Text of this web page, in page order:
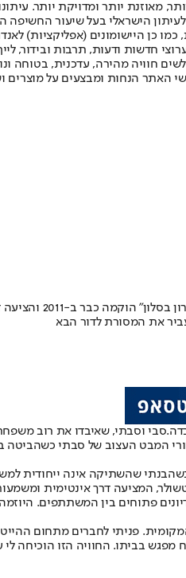
מאוזנת יותר ומדויקת יותר.
פורסמה ב-30 ביולי 2007, וב-2010 הפך "ישראל
חדשות ודעות, תרבות ובידור,
חוויה מהירה, עדכנית,
האתר הנחות ומבצעים על
כנכדה לניצולי
סבי וסבתי, שאיבדו את רוב
המבט העצוב של סבתי כשהביטה
שהשתיקה אינה ייחודית
ליוזמה הקרויה "זיכרון בסלון", שהוקמה כבר ב-2011
פניתי לחברים מתחום
בביתו. החוויה הזו הוכיחה לי